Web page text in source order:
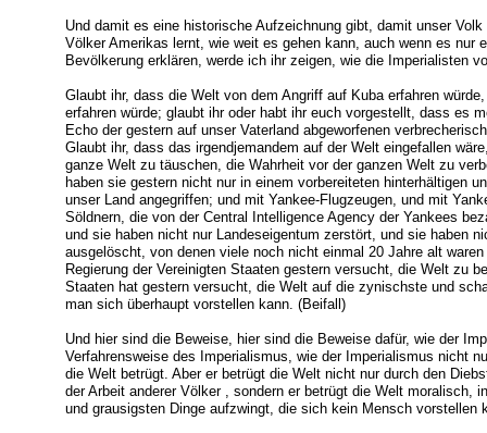
Und damit es eine historische Aufzeichnung gibt, damit unser
Völker Amerikas lernt, wie weit es gehen kann, auch wenn es nur
Bevölkerung erklären, werde ich ihr zeigen, wie die Imperialisten
Glaubt ihr, dass die Welt von dem Angriff auf Kuba erfahren
erfahren würde; glaubt ihr oder habt ihr euch vorgestellt, dass es
Echo der gestern auf unser Vaterland abgeworfenen
Glaubt ihr, dass das irgendjemandem auf der Welt eingefallen
ganze Welt zu täuschen, die Wahrheit vor der ganzen Welt zu
haben sie gestern nicht nur in einem vorbereiteten hinterhältigen
unser Land angegriffen; und mit Yankee-Flugzeugen, und mit
Söldnern, die von der Central Intelligence Agency der Yankees
und sie haben nicht nur Landeseigentum zerstört, und sie haben
ausgelöscht, von denen viele noch nicht einmal 20 Jahre alt
Regierung der Vereinigten Staaten gestern versucht, die Welt zu
Staaten hat gestern versucht, die Welt auf die zynischste und
man sich überhaupt vorstellen kann. (Beifall)
Und hier sind die Beweise, hier sind die Beweise dafür, wie der
Verfahrensweise des Imperialismus, wie der Imperialismus nicht
die Welt betrügt. Aber er betrügt die Welt nicht nur durch den
der Arbeit anderer Völker , sondern er betrügt die Welt moralisch,
und grausigsten Dinge aufzwingt, die sich kein Mensch vorstellen